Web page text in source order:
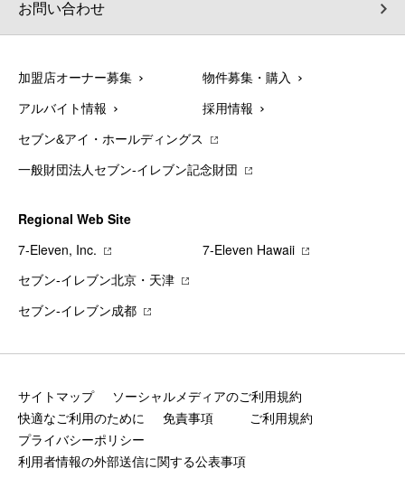
お問い合わせ
加盟店オーナー募集 物件募集・購入
アルバイト情報 採用情報
セブン&アイ・ホールディングス
一般財団法人セブン-イレブン記念財団
Regional Web Site
7‐Eleven, Inc.
7‐Eleven Hawaii
セブン‐イレブン北京・天津
セブン‐イレブン成都
サイトマップ
ソーシャルメディアのご利用規約
快適なご利用のために
免責事項
ご利用規約
プライバシーポリシー
利用者情報の外部送信に関する公表事項